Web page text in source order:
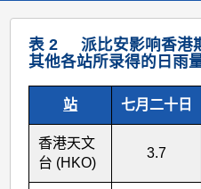
强
烈
热
表 2 派比安影响香港
其他各站所录得的日雨
站 七月二十日
香港天文
台 (HKO)
3.7